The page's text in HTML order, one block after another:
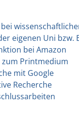
eigenen Uni bzw.
bei Amazon
zum Printmedium
mit Google
Recherche